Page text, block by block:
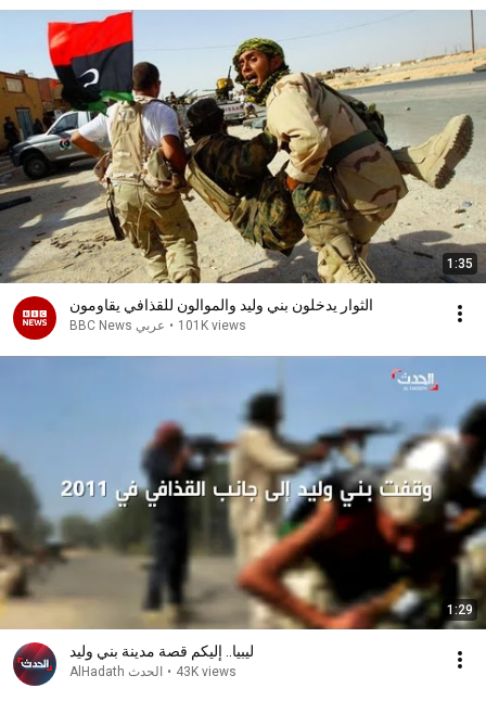
1:35
الثوار يدخلون بني وليد والموالون للقذافي يقاومون
BBC News عربي • 101K views
1:29
ليبيا.. إليكم قصة مدينة بني وليد
AlHadath الحدث • 43K views